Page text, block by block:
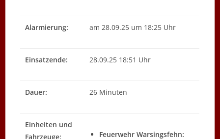
Alarmierung: am 28.09.25 um 18:25 Uhr
Einsatzende: 28.09.25 18:51 Uhr
Dauer: 26 Minuten
Einheiten und
Fahrzeuge:
Feuerwehr Warsingsfehn: